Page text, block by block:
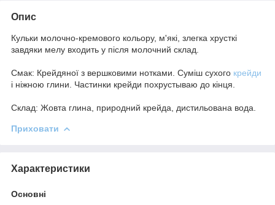
Опис
Кульки молочно-кремового кольору, м'які, злегка хрусткі
завдяки мелу входить у після молочний склад.
Смак: Крейдяної з вершковими нотками. Суміш сухого крейди
і ніжною глини. Частинки крейди похрустываю до кінця.
Склад: Жовта глина, природний крейда, дистильована вода.
Приховати
Характеристики
Основні